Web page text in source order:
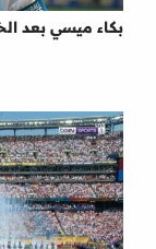
بكاء ميسي بعد